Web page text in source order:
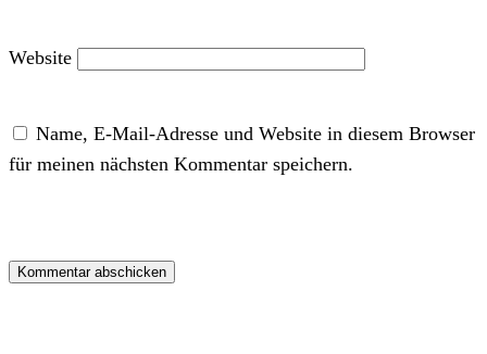
Website
Name, E-Mail-Adresse und Website in diesem Browser
für meinen nächsten Kommentar speichern.